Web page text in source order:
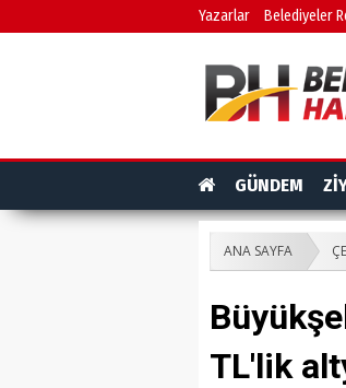
Yazarlar Belediyeler
GÜNDEM
ANA SAYFA
TL'lik